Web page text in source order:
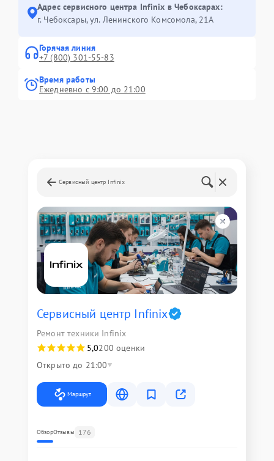
Адрес сервисного центра Infinix в Чебоксарах:
г. Чебоксары, ул. Ленинского Комсомола, 21А
Горячая линия
+7 (800) 301-55-83
Время работы
Ежедневно с 9:00 до 21:00
Сервисный центр Infinix
Сервисный центр Infinix
Ремонт техники Infinix
5,0200 оценки
Открыто до 21:00
Маршрут
ОбзорОтзывы 176